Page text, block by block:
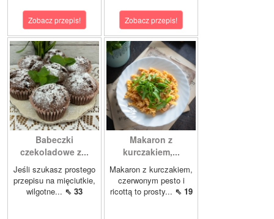
Zobacz przepis! Zobacz przepis!
Babeczki
czekoladowe z...
Jeśli szukasz prostego
przepisu na mięciutkie,
wilgotne... ⇖ 33
Makaron z
kurczakiem,...
Makaron z kurczakiem,
czerwonym pesto i
ricottą to prosty... ⇖ 19